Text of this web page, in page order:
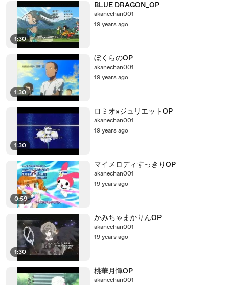
1:30
BLUE DRAGON_OP
akanechan001
19 years ago
1:30
ぼくらのOP
akanechan001
19 years ago
1:30
ロミオ×ジュリエットOP
akanechan001
19 years ago
0:59
マイメロディすっきりOP
akanechan001
19 years ago
1:30
かみちゃまかりんOP
akanechan001
19 years ago
桃華月憚OP
akanechan001